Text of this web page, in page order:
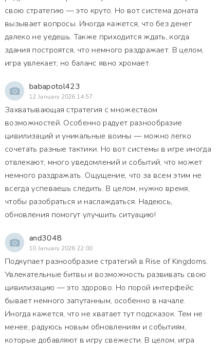
свою стратегию — это круто. Но вот система доната
вызывает вопросы. Иногда кажется, что без денег
далеко не уедешь. Также приходится ждать, когда
здания построятся, что немного раздражает. В целом,
игра увлекает, но баланс явно хромает.
babapotol423
12 January 2026 14:57
Захватывающая стратегия с множеством
возможностей. Особенно радует разнообразие
цивилизаций и уникальные воины — можно легко
сочетать разные тактики. Но вот системы в игре иногда
отвлекают, много уведомлений и событий, что может
немного раздражать. Ощущение, что за всем этим не
всегда успеваешь следить. В целом, нужно время,
чтобы разобраться и наслаждаться. Надеюсь,
обновления помогут улучшить ситуацию!
and3048
10 January 2026 22:00
Подкупает разнообразие стратегий в Rise of Kingdoms.
Увлекательные битвы и возможность развивать свою
цивилизацию — это здорово. Но порой интерфейс
бывает немного запутанным, особенно в начале.
Иногда кажется, что не хватает тут подсказок. Тем не
менее, радуюсь новым обновлениям и событиям,
которые добавляют в игру свежести. В целом, игра